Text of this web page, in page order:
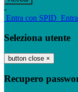
-
Entra con SPID
Seleziona utente
button close ×
Recupero